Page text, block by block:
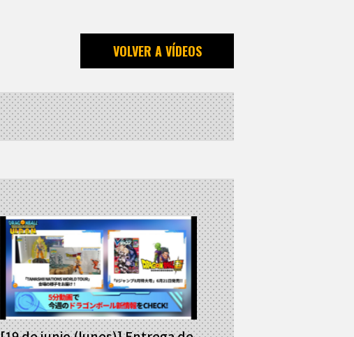
VOLVER A VÍDEOS